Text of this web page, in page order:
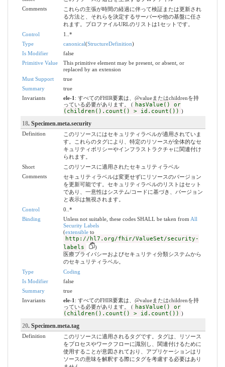
Comments
これらの主張が時間の経過に伴って検証または更新され
る方法と、それらを決定するサーバーや他の基盤に任さ
れます。プロファイルURLのリストは1セットです。
Control
1..*
Type
canonical(StructureDefinition)
Is Modifier
false
Primitive Value
This primitive element may be present, or absent, or
replaced by an extension
Must Support
true
Summary
true
Invariants
ele-1 : すべてのFHIR要素は、@valueまたはchildrenを持
っている必要があります。 ( hasValue() or
(children().count() > id.count()) )
18. Specimen.meta.security
Definition
このリソースにはセキュリティラベルが適用されていま
す。これらのタグにより、特定のリソースが全体的なセ
キュリティポリシーやインフラストラクチャに関連付け
られます。
Short
このリソースに適用されたセキュリティラベル
Comments
セキュリティラベルは変更せずにリソースのバージョン
を更新可能です。セキュリティラベルのリストはセット
であり、一意性はシステム/コードに基づき、バージョン
と表示は無視されます。
Control
0..*
Binding
Unless not suitable, these codes SHALL be taken from All
Security Labels
(extensibleto
http://hl7.org/fhir/ValueSet/security-
labels
)
医療プライバシーおよびセキュリティ分類システムから
のセキュリティラベル。
Type
Coding
Is Modifier
false
Summary
true
Invariants
ele-1 : すべてのFHIR要素は、@valueまたはchildrenを持
っている必要があります。 ( hasValue() or
(children().count() > id.count()) )
20. Specimen.meta.tag
Definition
このリソースに適用されるタグです。タグは、リソース
をプロセスやワークフローに識別し、関連付けるために
使用することが意図されており、アプリケーションはリ
ソースの意味を解釈する際にタグを考慮する必要はあり